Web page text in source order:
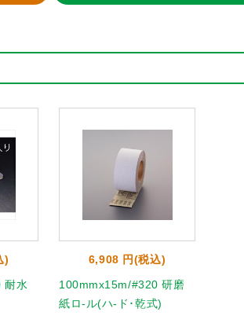
)
耐水
6,908 円(税込)
100mmx15m/#320 研磨
紙ロ-ル(ハ-ド･乾式)